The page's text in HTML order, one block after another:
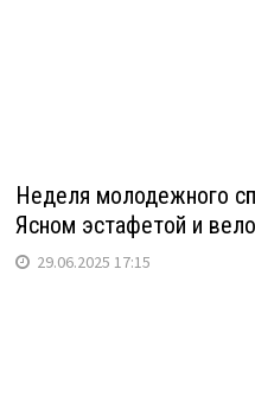
Неделя молодежного
Ясном эстафетой и
29.06.2025 17:15